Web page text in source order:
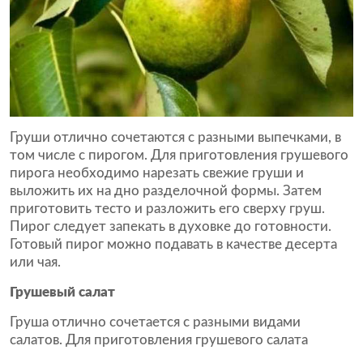
Груши отлично сочетаются с разными выпечками, в
том числе с пирогом. Для приготовления грушевого
пирога необходимо нарезать свежие груши и
выложить их на дно разделочной формы. Затем
приготовить тесто и разложить его сверху груш.
Пирог следует запекать в духовке до готовности.
Готовый пирог можно подавать в качестве десерта
или чая.
Грушевый салат
Груша отлично сочетается с разными видами
салатов. Для приготовления грушевого салата